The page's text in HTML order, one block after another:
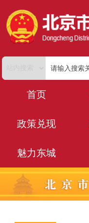
首页
政策兑现
魅力东城